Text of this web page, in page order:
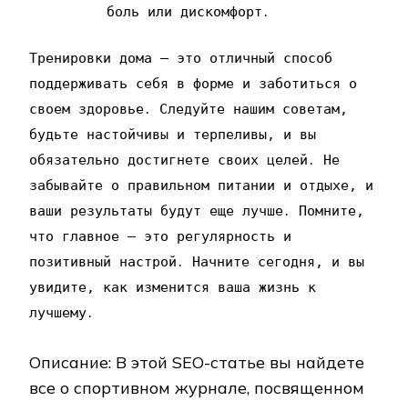
боль или дискомфорт․
Тренировки дома – это отличный способ
поддерживать себя в форме и заботиться о
своем здоровье․ Следуйте нашим советам‚
будьте настойчивы и терпеливы‚ и вы
обязательно достигнете своих целей․ Не
забывайте о правильном питании и отдыхе‚ и
ваши результаты будут еще лучше․ Помните‚
что главное – это регулярность и
позитивный настрой․ Начните сегодня‚ и вы
увидите‚ как изменится ваша жизнь к
лучшему․
Описание: В этой SEO-статье вы найдете
все о спортивном журнале‚ посвященном